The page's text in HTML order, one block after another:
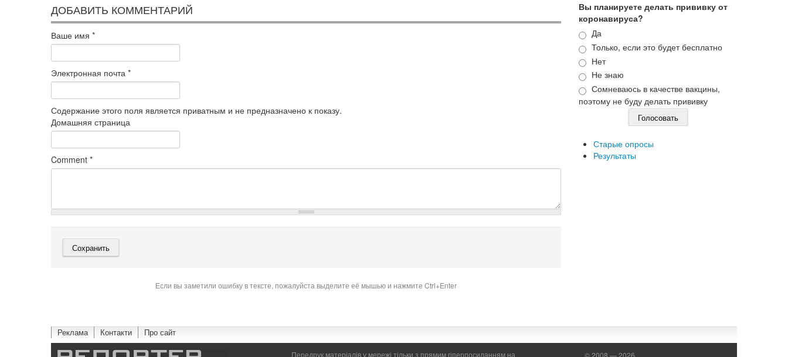
ДОБАВИТЬ КОММЕНТАРИЙ
Ваше имя *
Электронная почта *
Содержание этого поля является приватным и не предназначено к показу.
Домашняя страница
Comment *
Если вы заметили ошибку в тексте, пожалуйста выделите её мышью и нажмите Ctrl+Enter
Вы планируете делать прививку от
коронавируса?
Варианты
Да
Только, если это будет бесплатно
Нет
Не знаю
Сомневаюсь в качестве вакцины,
поэтому не буду делать прививку
Старые опросы
Результаты
Реклама Контакти Про сайт
Передрук матеріалів у мережі тільки з прямим гіперпосиланням на © 2008 — 2026